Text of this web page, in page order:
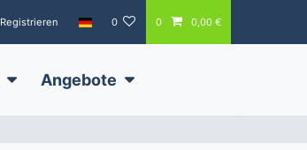
Registrieren 0 0 0,00 €
Angebote